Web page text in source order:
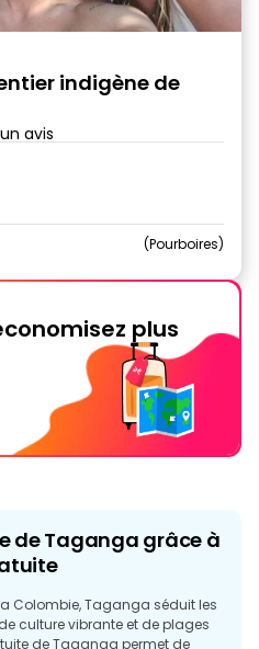
indigène de
avis
Pourboires
plus
de Taganga grâce à
Colombie, Taganga séduit les
culture vibrante et de plages
de Taganga permet de